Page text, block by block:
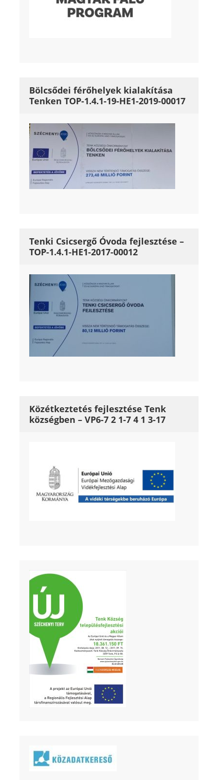
Bölcsődei férőhelyek kialakítása
Tenken TOP-1.4.1-19-HE1-2019-00017
Tenki Csicsergő Óvoda fejlesztése –
TOP-1.4.1-HE1-2017-00012
Közétkeztetés fejlesztése Tenk
községben – VP6-7 2 1-7 4 1 3-17